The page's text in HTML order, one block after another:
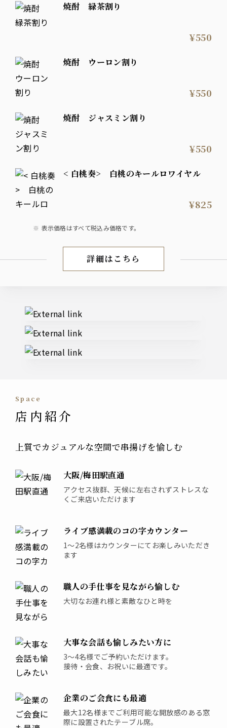
焼酎 緑茶割り
¥550
焼酎 ウーロン割り
¥550
焼酎 ジャスミン割り
¥550
< 白桃奏> 白桃のキールロワイヤル
¥825
表示価格はすべて税込み価格です。
お飲み物
詳細はこちら
External links
space
店内紹介
上質でカジュアルな空間で串揚げを愉しむ
大阪/梅田駅直通
アクセス抜群、天候に左右されずストレスな
くご来店いただけます
ライブ感満載のコの字カウンター
1～2名様はカウンターにてお楽しみいただき
ます
職人の手仕事を見ながら愉しむ
大切なお連れ様と素敵なひと時を
大事な会話も愉しみたい方に
3～4名様でご予約いただけます。
接待・会食、お祝いに最適です。
企業のご会食にも最適
最大12名様までご利用可能な開放感のある窓
際に設置されたテーブル席。